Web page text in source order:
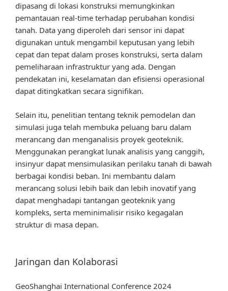
dipasang di lokasi konstruksi memungkinkan
pemantauan real-time terhadap perubahan kondisi
tanah. Data yang diperoleh dari sensor ini dapat
digunakan untuk mengambil keputusan yang lebih
cepat dan tepat dalam proses konstruksi, serta dalam
pemeliharaan infrastruktur yang ada. Dengan
pendekatan ini, keselamatan dan efisiensi operasional
dapat ditingkatkan secara signifikan.
Selain itu, penelitian tentang teknik pemodelan dan
simulasi juga telah membuka peluang baru dalam
merancang dan menganalisis proyek geoteknik.
Menggunakan perangkat lunak analisis yang canggih,
insinyur dapat mensimulasikan perilaku tanah di bawah
berbagai kondisi beban. Ini membantu dalam
merancang solusi lebih baik dan lebih inovatif yang
dapat menghadapi tantangan geoteknik yang
kompleks, serta meminimalisir risiko kegagalan
struktur di masa depan.
Jaringan dan Kolaborasi
GeoShanghai International Conference 2024